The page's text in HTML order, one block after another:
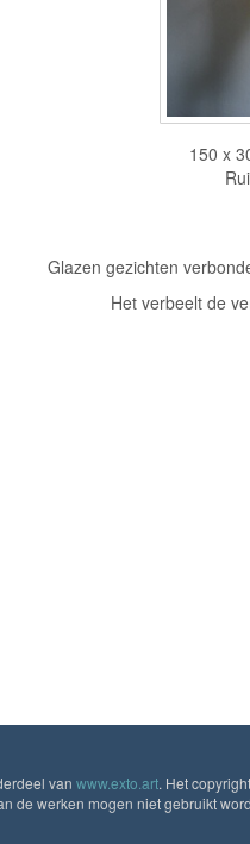
150 x
Glazen gezichten
Het verbeelt de
van www.exto.art. Het
de werken mogen niet gebruikt